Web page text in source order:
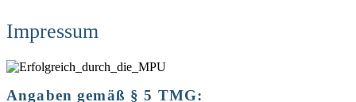
Impressum
Angaben gemäß § 5 TMG: